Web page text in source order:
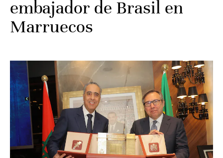
embajador de Brasil en
Marruecos